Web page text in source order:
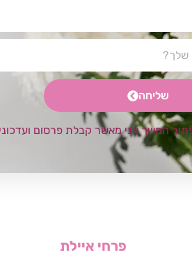
שליחה
המשך אני מאשר קבלת פרסום
פרחי איילת